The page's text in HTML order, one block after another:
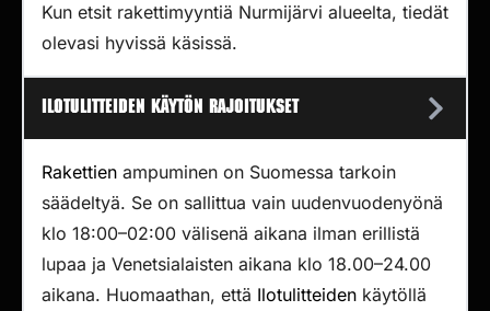
Kun etsit rakettimyyntiä Nurmijärvi alueelta, tiedät
olevasi hyvissä käsissä.
Ilotulitteiden käytön rajoitukset
Rakettien ampuminen on Suomessa tarkoin
säädeltyä. Se on sallittua vain uudenvuodenyönä
klo 18:00–02:00 välisenä aikana ilman erillistä
lupaa ja Venetsialaisten aikana klo 18.00–24.00
aikana. Huomaathan, että Ilotulitteiden käytöllä